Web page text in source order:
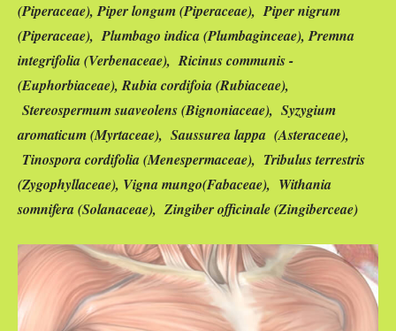
(Piperaceae), Piper longum (Piperaceae), Piper nigrum
(Piperaceae), Plumbago indica (Plumbaginceae), Premna
integrifolia (Verbenaceae), Ricinus communis -
(Euphorbiaceae), Rubia cordifoia (Rubiaceae),
Stereospermum suaveolens (Bignoniaceae), Syzygium
aromaticum (Myrtaceae), Saussurea lappa (Asteraceae),
Tinospora cordifolia (Menespermaceae), Tribulus terrestris
(Zygophyllaceae), Vigna mungo(Fabaceae), Withania
somnifera (Solanaceae), Zingiber officinale (Zingiberceae)